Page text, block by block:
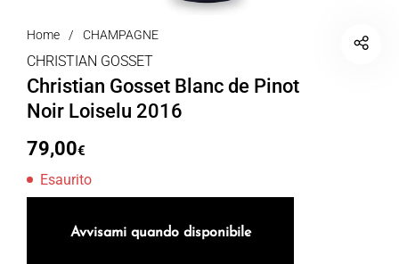
Home / CHAMPAGNE
CHRISTIAN GOSSET
Christian Gosset Blanc de Pinot
Noir Loiselu 2016
79,00€
Esaurito
Avvisami quando disponibile